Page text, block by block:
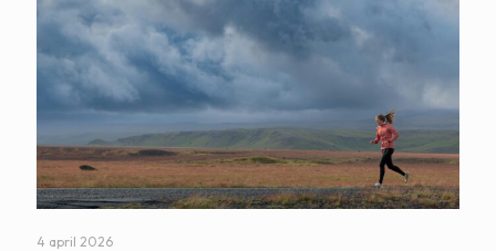
4 april 2026